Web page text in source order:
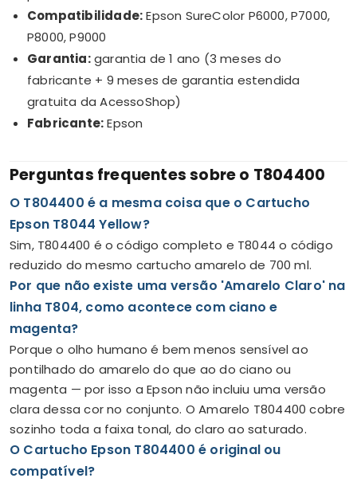
Compatibilidade:Epson SureColor P6000, P7000,
P8000, P9000
Garantia:garantia de 1 ano (3 meses do
fabricante + 9 meses de garantia estendida
gratuita da AcessoShop)
Fabricante:Epson
Perguntas frequentes sobre o T804400
O T804400 é a mesma coisa que o Cartucho
Epson T8044 Yellow?
Sim, T804400 é o código completo e T8044 o código
reduzido do mesmo cartucho amarelo de 700 ml.
Por que não existe uma versão 'Amarelo Claro' na
linha T804, como acontece com ciano e
magenta?
Porque o olho humano é bem menos sensível ao
pontilhado do amarelo do que ao do ciano ou
magenta — por isso a Epson não incluiu uma versão
clara dessa cor no conjunto. O Amarelo T804400 cobre
sozinho toda a faixa tonal, do claro ao saturado.
O Cartucho Epson T804400 é original ou
compatível?